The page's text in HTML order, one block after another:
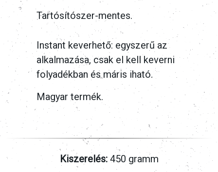
Tartósítószer-mentes.
Instant keverhető: egyszerű az
alkalmazása, csak el kell keverni
folyadékban és máris iható.
Magyar termék.
Kiszerelés:450 gramm